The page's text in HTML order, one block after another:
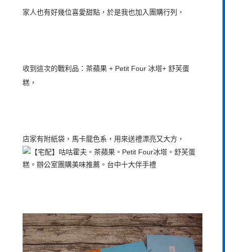
家人也有好幾位喜愛甜點，於是我也加入團購行列，
收到這次的戰利品：茶蘋果 + Petit Four 冰塔+ 舒芙蛋
糕，
店家有附紙袋，馬卡龍色系，用來送禮漂亮又大方，